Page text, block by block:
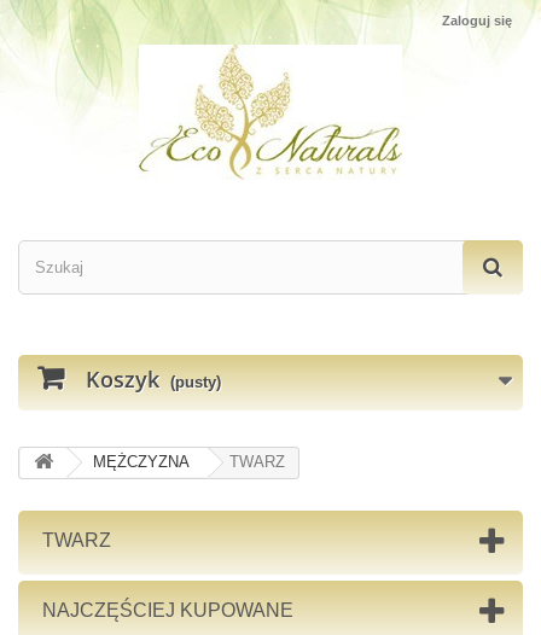
Zaloguj się
Koszyk (pusty)
MĘŻCZYZNA TWARZ
TWARZ
NAJCZĘŚCIEJ KUPOWANE